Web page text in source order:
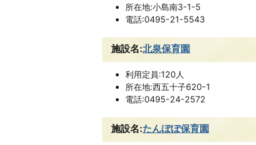
所在地:小島南3-1-5
電話:0495-21-5543
施設名:北泉保育園
利用定員:120人
所在地:西五十子620-1
電話:0495-24-2572
施設名:たんぽぽ保育園